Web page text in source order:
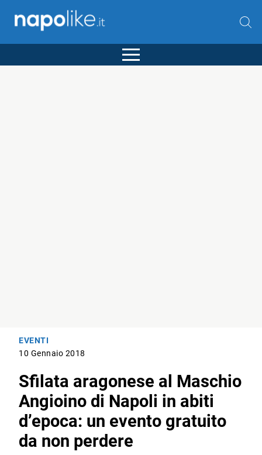
EVENTI
10 Gennaio 2018
Sfilata aragonese al Maschio
Angioino di Napoli in abiti
d’epoca: un evento gratuito
da non perdere